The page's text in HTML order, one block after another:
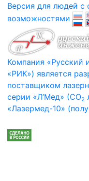
Версия для людей с
возможностями
Компания
«РИК») является
поставщиком
серии «Л’Мед» (СО2
«Лазермед-10»